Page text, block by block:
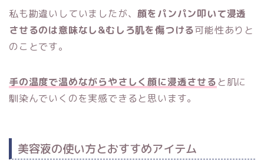
私も勘違いしていましたが、顔をパンパン叩いて浸透
させるのは意味なし&むしろ肌を傷つける可能性ありと
のことです。
手の温度で温めながらやさしく顔に浸透させる と肌に
馴染んでいくのを実感できると思います。
美容液の使い方とおすすめアイテム